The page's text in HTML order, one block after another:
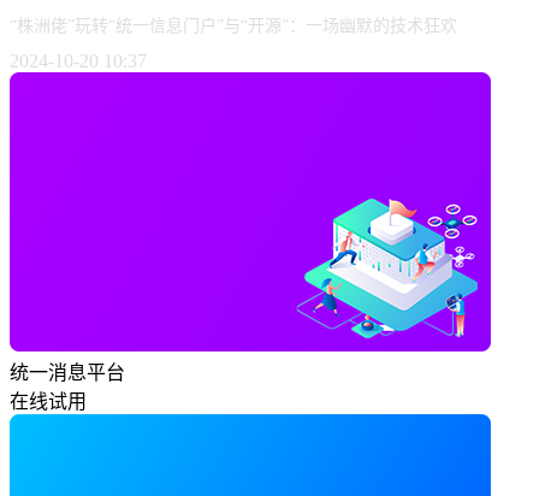
“株洲佬”玩转“统一信息门户”与“开源”：一场幽默的技术狂欢
2024-10-20 10:37
统一消息平台
在线试用